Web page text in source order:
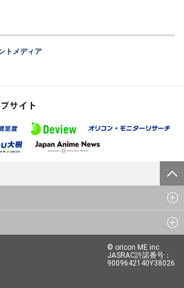
トメディア
© oricon ME inc.
JASRAC許諾番号：
9009642140Y38026